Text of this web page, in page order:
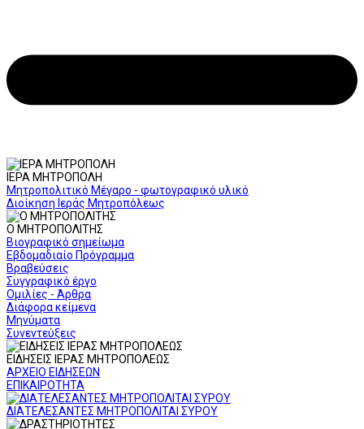
ΙΕΡΑ ΜΗΤΡΟΠΟΛΗ
Μητροπολιτικό Μέγαρο - φωτογραφικό υλικό
Διοίκηση Ιεράς Μητροπόλεως
Ο ΜΗΤΡΟΠΟΛΙΤΗΣ
Βιογραφικό σημείωμα
Εβδομαδιαίο Πρόγραμμα
Βραβεύσεις
Συγγραφικό έργο
Ομιλίες - Άρθρα
Διάφορα κείμενα
Μηνύματα
Συνεντεύξεις
ΕΙΔΗΣΕΙΣ ΙΕΡΑΣ ΜΗΤΡΟΠΟΛΕΩΣ
ΑΡΧΕΙΟ ΕΙΔΗΣΕΩΝ
ΕΠΙΚΑΙΡΟΤΗΤΑ
ΔΙΑΤΕΛΕΣΑΝΤΕΣ ΜΗΤΡΟΠΟΛΙΤΑΙ ΣΥΡΟΥ